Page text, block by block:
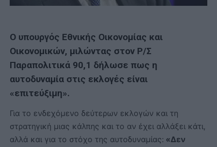
Ο υπουργός Εθνικής Οικονομίας και
Οικονομικών, μιλώντας στον Ρ/Σ
Παραπολιτικά 90,1 δήλωσε πως η
αυτοδυναμία στις εκλογές είναι
«επιτεύξιμη».
Για το ενδεχόμενο δεύτερων εκλογών και τη
στρατηγική μιας κάλπης και το αν έχει αλλάξει κάτι,
αλλά και για το στόχο της αυτοδυναμίας: «Δεν